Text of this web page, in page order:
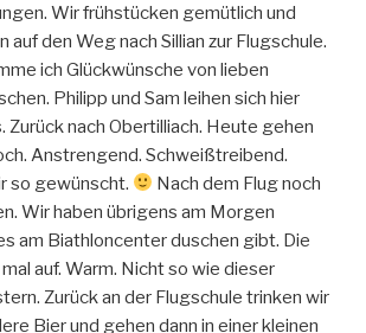
Wir frühstücken gemütlich und
auf den Weg nach Sillian zur Flugschule.
ich Glückwünsche von lieben
Philipp und Sam leihen sich hier
Zurück nach Obertilliach. Heute gehen
Anstrengend. Schweißtreibend.
so gewünscht.
Nach dem Flug noch
Wir haben übrigens am Morgen
am Biathloncenter duschen gibt. Die
auf. Warm. Nicht so wie dieser
Zurück an der Flugschule trinken wir
Bier und gehen dann in einer kleinen